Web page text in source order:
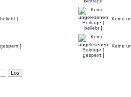
] Keine
] Keine